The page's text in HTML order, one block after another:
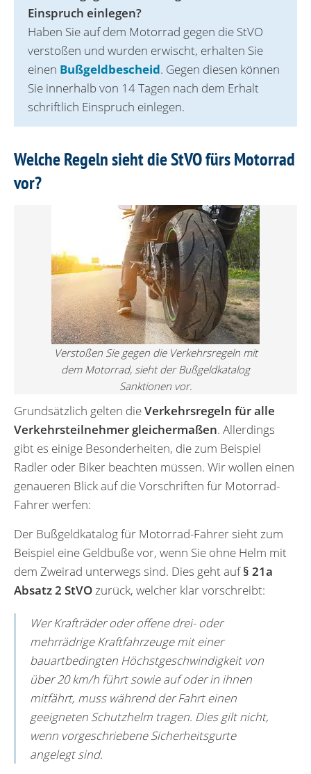
Einspruch einlegen?
Haben Sie auf dem Motorrad gegen die StVO
verstoßen und wurden erwischt, erhalten Sie
einen Bußgeldbescheid. Gegen diesen können
Sie innerhalb von 14 Tagen nach dem Erhalt
schriftlich Einspruch einlegen.
Welche Regeln sieht die StVO fürs Motorrad
vor?
Verstoßen Sie gegen die Verkehrsregeln mit
dem Motorrad, sieht der Bußgeldkatalog
Sanktionen vor.
Grundsätzlich gelten dieVerkehrsregeln für alle
Verkehrsteilnehmer gleichermaßen. Allerdings
gibt es einige Besonderheiten, die zum Beispiel
Radler oder Biker beachten müssen. Wir wollen einen
genaueren Blick auf die Vorschriften für Motorrad-
Fahrer werfen:
Der Bußgeldkatalog für Motorrad-Fahrer sieht zum
Beispiel eine Geldbuße vor, wenn Sie ohne Helm mit
dem Zweirad unterwegs sind. Dies geht auf§ 21a
Absatz 2 StVOzurück, welcher klar vorschreibt:
Wer Krafträder oder offene drei- oder
mehrrädrige Kraftfahrzeuge mit einer
bauartbedingten Höchstgeschwindigkeit von
über 20 km/h führt sowie auf oder in ihnen
mitfährt, muss während der Fahrt einen
geeigneten Schutzhelm tragen. Dies gilt nicht,
wenn vorgeschriebene Sicherheitsgurte
angelegt sind.